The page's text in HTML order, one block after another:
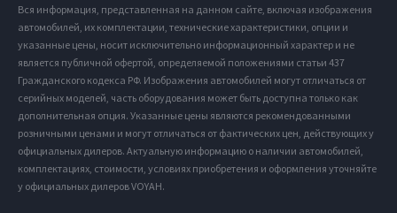
Вся информация, представленная на данном сайте, включая изображения
автомобилей, их комплектации, технические характеристики, опции и
указанные цены, носит исключительно информационный характер и не
является публичной офертой, определяемой положениями статьи 437
Гражданского кодекса РФ. Изображения автомобилей могут отличаться от
серийных моделей, часть оборудования может быть доступна только как
дополнительная опция. Указанные цены являются рекомендованными
розничными ценами и могут отличаться от фактических цен, действующих у
официальных дилеров. Актуальную информацию о наличии автомобилей,
комплектациях, стоимости, условиях приобретения и оформления уточняйте
у официальных дилеров VOYAH.